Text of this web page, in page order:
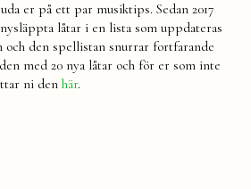
er på ett par musiktips. Sedan 2017
låtar i en lista som uppdateras
och den spellistan snurrar fortfarande
med 20 nya låtar och för er som inte
ni den här.